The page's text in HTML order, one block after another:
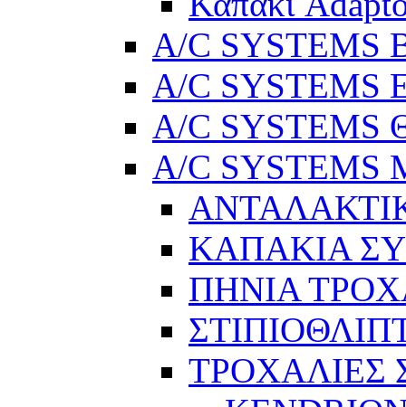
A/C SYSTEMS
A/C SYSTEMS
A/C SYSTEMS
A/C SYSTEMS
ΚΑΠΑΚΙΑ
ΠΗΝΙΑ
ΤΡΟΧΑΛΙΕΣ